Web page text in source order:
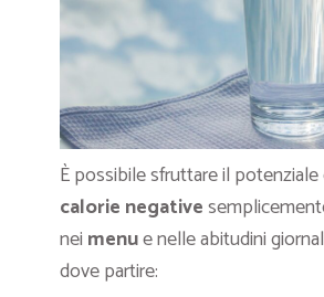
È possibile sfruttare il potenziale
calorie negative
nei menue nelle abitudini
dove partire: